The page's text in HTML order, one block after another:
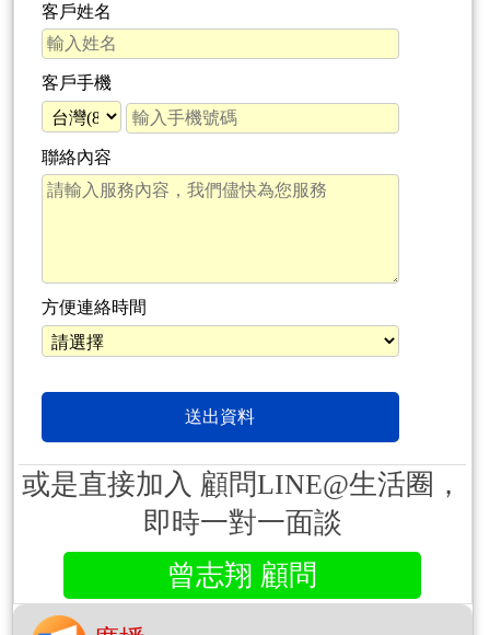
客戶姓名
客戶手機
聯絡內容
方便連絡時間
或是直接加入 顧問LINE@生活圈，
即時一對一面談
曾志翔 顧問